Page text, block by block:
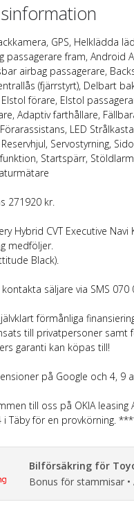
GPS, Helklädda
passagerare fram, Android
airbag passagerare,
(fjärrstyrt), Delbart
förare, Elstol
Adaptiv farthållare,
LED
Servostyrning,
Startspärr,
271920 kr.
Hybrid CVT Executive Navi
medföljer.
Black).
säljare via SMS 070
förmånliga
till privatpersoner samt
garanti kan köpas till!
på Google och 4, 9
till oss på OKIA leasing
i Täby för en provkörning.
Bilförsäkring för
Bonus för stammisar •